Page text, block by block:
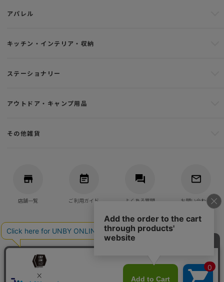
アパレル
キッチン・インテリア・収納
ステーショナリー
アウトドア・キャンプ用品
その他雑貨
店舗一覧 ご利用ガイド よくある質問 お問い合わせ
バッグ・アウトドア・キャンプ用品の通販
UNBY GENERAL GOODS STORE